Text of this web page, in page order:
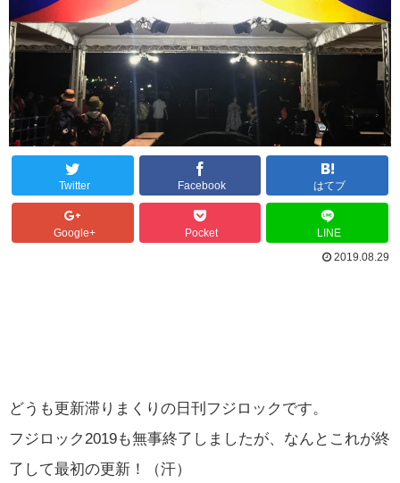
Twitter Facebook はてブ
Google+ Pocket
LINE
2019.08.29
どうも更新滞りまくりの日刊フジロックです。
フジロック2019も無事終了しましたが、なんとこれが終
了して最初の更新！（汗）